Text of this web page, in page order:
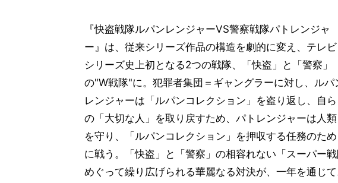
『快盗戦隊ルパンレンジャーVS警察戦隊パトレンジャ
ー』は、従来シリーズ作品の構造を劇的に変え、テレビ
シリーズ史上初となる2つの戦隊、「快盗」と「警察」
の"W戦隊"に。犯罪者集団＝ギャングラーに対し、ルパ
レンジャーは「ルパンコレクション」を盗り返し、自ら
の「大切な人」を取り戻すため、パトレンジャーは人類
を守り、「ルパンコレクション」を押収する任務のため
に戦う。「快盗」と「警察」の相容れない「スーパー
めぐって繰り広げられる華麗なる対決が、一年を通じ